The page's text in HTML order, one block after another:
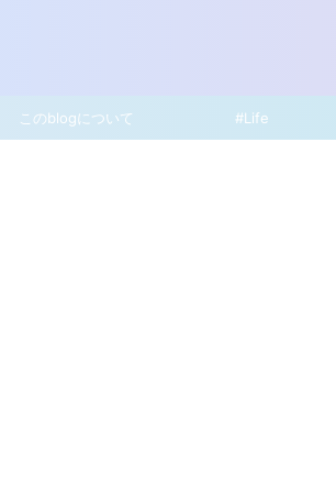
このblogについて #Life